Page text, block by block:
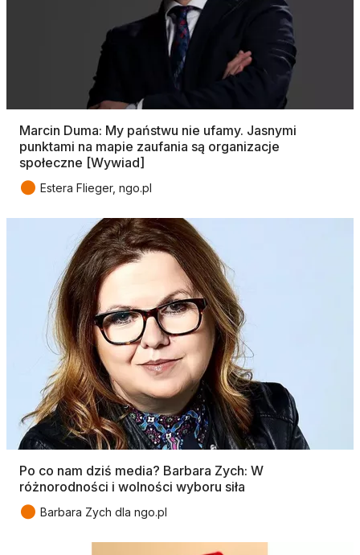
Marcin Duma: My państwu nie ufamy. Jasnymi
punktami na mapie zaufania są organizacje
społeczne [Wywiad]
● Estera Flieger, ngo.pl
Po co nam dziś media? Barbara Zych: W
różnorodności i wolności wyboru siła
● Barbara Zych dla ngo.pl